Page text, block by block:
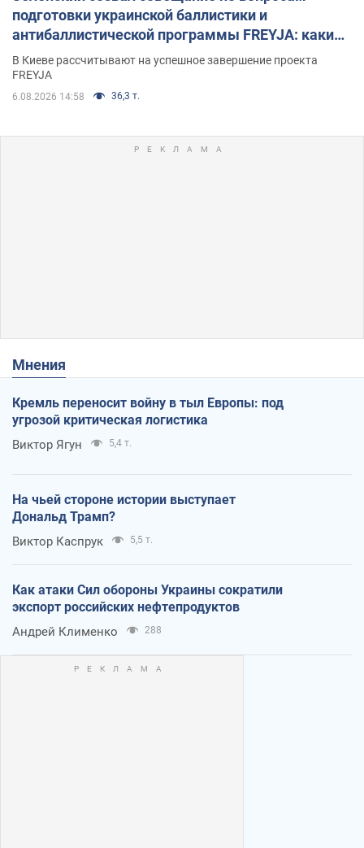
подготовки украинской баллистики и
антибаллистической программы FREYJA: какие
решения готовятся
В Киеве рассчитывают на успешное завершение проекта
FREYJA
6.08.2026 14:58 36,3 т.
Мнения
Кремль переносит войну в тыл Европы: под
угрозой критическая логистика
Виктор Ягун 5,4 т.
На чьей стороне истории выступает
Дональд Трамп?
Виктор Каспрук 5,5 т.
Как атаки Сил обороны Украины сократили
экспорт российских нефтепродуктов
Андрей Клименко 288